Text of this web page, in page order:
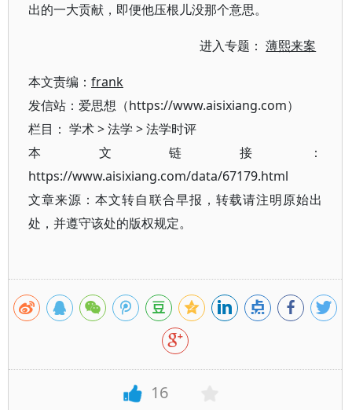
出的一大贡献，即便他压根儿没那个意思。
进入专题：薄熙来案
本文责编： frank
发信站：爱思想（https://www.aisixiang.com）
栏目： 学术>法学 >法学时评
本文链接：
https://www.aisixiang.com/data/67179.html
文章来源：本文转自联合早报，转载请注明原始出
处，并遵守该处的版权规定。
16